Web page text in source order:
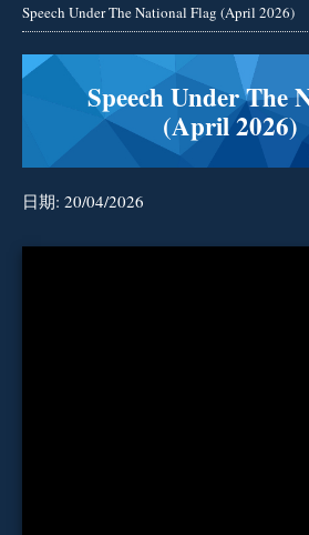
Speech Under The National Flag (April 2026)
Speech Under The
(April 2026)
日期: 20/04/2026